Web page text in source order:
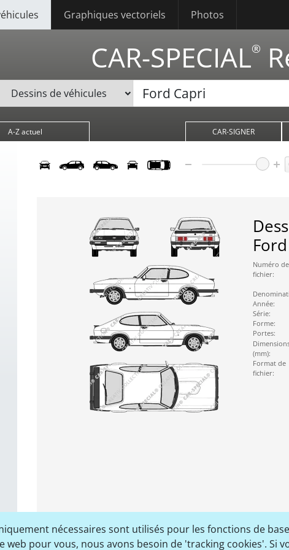
nécessaires sont utilisés pour les fonctions de
web pour vous, nous avons besoin de 'tracking cookies'. Si
Graphiques vectoriels Photos
CAR-SPECIAL®
A-Z actuel CAR-SIGNER
Numéro de
fichier:
Année:
Série:
Forme:
Portes:
(mm):
Format de
fichier: